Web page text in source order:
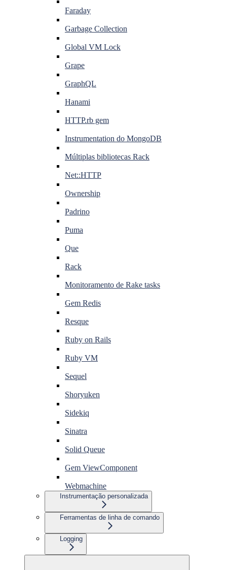
Faraday
Garbage Collection
Global VM Lock
Grape
GraphQL
Hanami
HTTP.rb gem
Instrumentation do MongoDB
Múltiplas bibliotecas Rack
Net::HTTP
Ownership
Padrino
Puma
Que
Rack
Monitoramento de Rake tasks
Gem Redis
Resque
Ruby on Rails
Ruby VM
Sequel
Shoryuken
Sidekiq
Sinatra
Solid Queue
Gem ViewComponent
Webmachine
Instrumentação personalizada
Ferramentas de linha de comando
Logging